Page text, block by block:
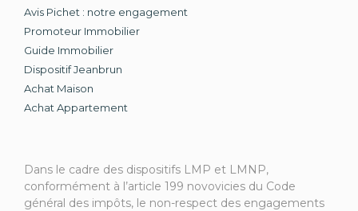
Avis Pichet : notre engagement
Promoteur Immobilier
Guide Immobilier
Dispositif Jeanbrun
Achat Maison
Achat Appartement
Dans le cadre des dispositifs LMP et LMNP,
conformément à l’article 199 novovicies du Code
général des impôts, le non-respect des engagements